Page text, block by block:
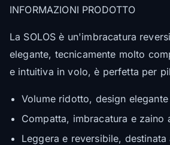
INFORMAZIONI PRODOTTO
La SOLOS è un'imbracatura
elegante, tecnicamente molto
e intuitiva in volo, è perfetta per
Volume ridotto, design elegante
Compatta, imbracatura e zaino
Leggera e reversibile,